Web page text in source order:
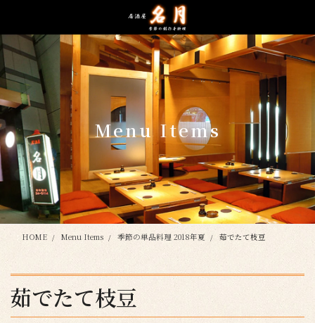
テ
ン
ツ
に
移
動
ゲ
ー
シ
ョ
ン
に
移
動
Menu Items
HOME Menu Items 季節の単品料理 2018年夏 茹でたて枝豆
茹でたて枝豆